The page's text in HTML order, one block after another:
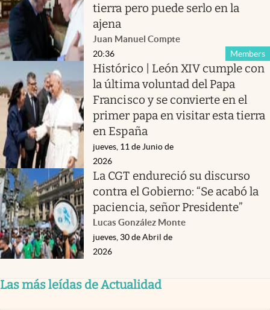
tierra pero puede serlo en la
ajena
Juan Manuel Compte
Members
20:36
Histórico | León XIV cumple con
la última voluntad del Papa
Francisco y se convierte en el
primer papa en visitar esta tierra
en España
jueves, 11 de Junio de
2026
La CGT endureció su discurso
contra el Gobierno: “Se acabó la
paciencia, señor Presidente”
Lucas González Monte
jueves, 30 de Abril de
2026
Las más leídas de Actualidad